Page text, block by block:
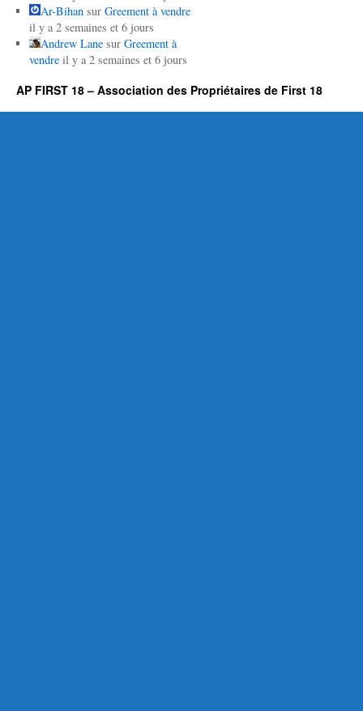
Ar-Bihansur Greement à vendre
il y a 2 semaines et 6 jours
Andrew Lanesur Greement à
vendre il y a 2 semaines et 6 jours
AP FIRST 18 – Association des Propriétaires de First 18